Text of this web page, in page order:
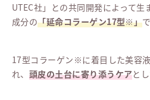
UTEC社」との共同開発によって生
成分の「延命コラーゲン17型※」
17型コラーゲン※に着目した美容
れ、 頭皮の土台に寄り添うケアと